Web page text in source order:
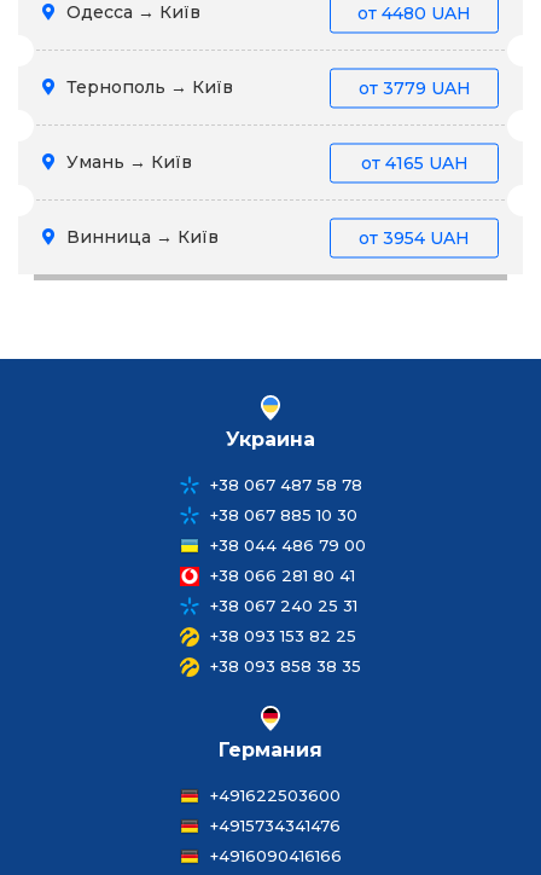
Одесса → Київ от 4480 UAH
Тернополь → Київ от 3779 UAH
Умань → Київ от 4165 UAH
Винница → Київ от 3954 UAH
Украина
+38 067 487 58 78
+38 067 885 10 30
+38 044 486 79 00
+38 066 281 80 41
+38 067 240 25 31
+38 093 153 82 25
+38 093 858 38 35
Германия
+491622503600
+4915734341476
+4916090416166